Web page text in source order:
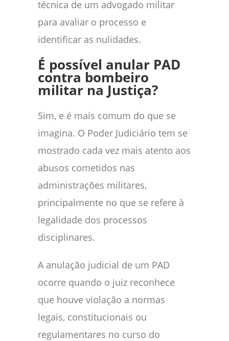
técnica de um advogado militar
para avaliar o processo e
identificar as nulidades.
É possível anular PAD
contra bombeiro
militar na Justiça?
Sim, e é mais comum do que se
imagina. O Poder Judiciário tem se
mostrado cada vez mais atento aos
abusos cometidos nas
administrações militares,
principalmente no que se refere à
legalidade dos processos
disciplinares.
A anulação judicial de um PAD
ocorre quando o juiz reconhece
que houve violação a normas
legais, constitucionais ou
regulamentares no curso do